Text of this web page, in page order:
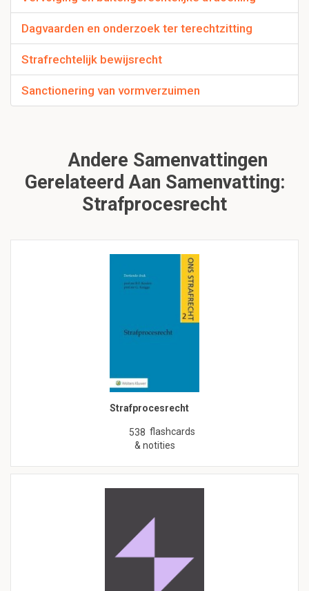
Dagvaarden en onderzoek ter terechtzitting
Strafrechtelijk bewijsrecht
Sanctionering van vormverzuimen
Andere Samenvattingen
Gerelateerd Aan Samenvatting:
Strafprocesrecht
Strafprocesrecht
538 flashcards
& notities